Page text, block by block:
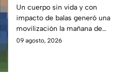
movilización en
Reforma,
Tianguismanalco HOY
9 de agosto de 2026
Un cuerpo sin vida y con
impacto de balas generó una
movilización la mañana de
este 9 de agosto de 2026 en la
09 agosto, 2026